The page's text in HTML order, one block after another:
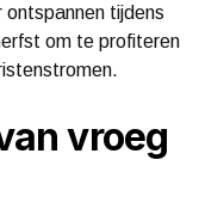
tijdens
om te profiteren
vroeg